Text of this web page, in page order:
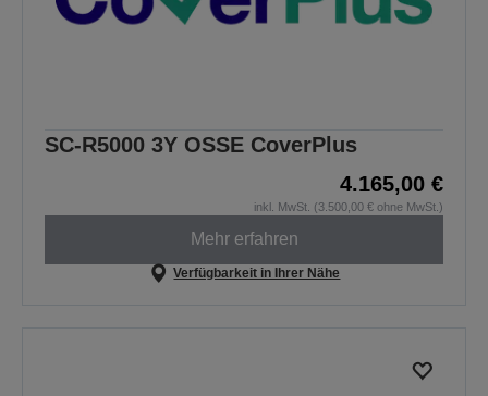
SC-R5000 3Y OSSE CoverPlus
4.165,00 €
inkl. MwSt. (3.500,00 € ohne MwSt.)
Mehr erfahren
Verfügbarkeit in Ihrer Nähe